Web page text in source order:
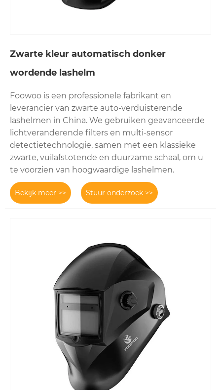
Zwarte kleur automatisch donker
wordende lashelm
Foowoo is een professionele fabrikant en
leverancier van zwarte auto-verduisterende
lashelmen in China. We gebruiken geavanceerde
lichtveranderende filters en multi-sensor
detectietechnologie, samen met een klassieke
zwarte, vuilafstotende en duurzame schaal, om u
te voorzien van hoogwaardige lashelmen.
Bekijk meer >> Stuur onderzoek >>